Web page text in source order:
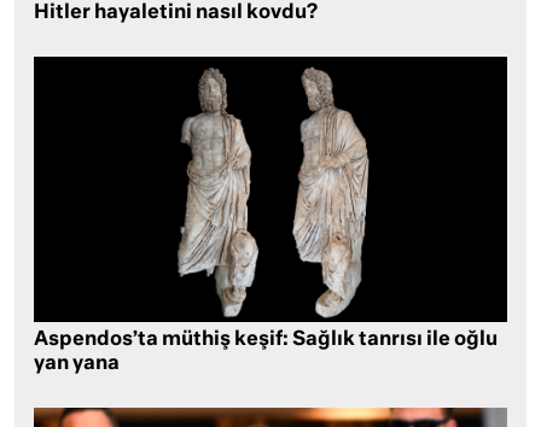
Hitler hayaletini nasıl kovdu?
Aspendos’ta müthiş keşif: Sağlık tanrısı ile oğlu
yan yana